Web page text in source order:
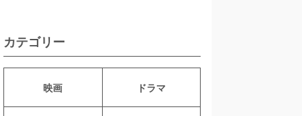
カテゴリー
映画 ドラマ